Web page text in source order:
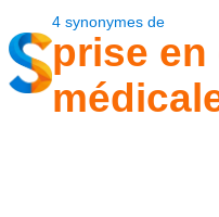
4synonymes de
prise en